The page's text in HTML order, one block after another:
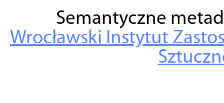
Semantyczne
Wrocławski Instytut